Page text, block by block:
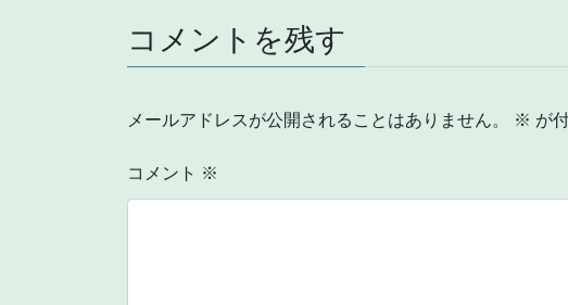
コメントを残す
メールアドレスが公開されることはありません。 ※ が
コメント ※